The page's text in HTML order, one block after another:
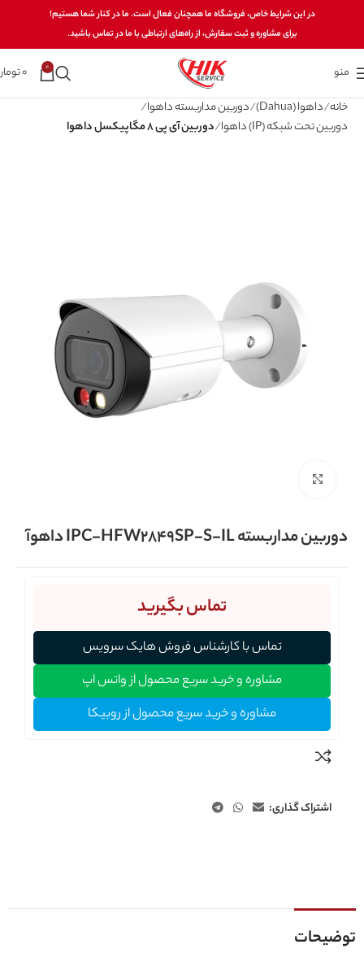
در این شرایط خاص، فروشگاه ما همچنان فعال است. ما در کنار شما هستیم!
برای مشاوره و ثبت سفارش، از راه‌های ارتباطی با ما در تماس باشید.
منو 0
0
خانه داهوا (Dahua)
دوربین مداربسته داهوا
دوربین تحت شبکه (IP) داهوا
دوربین آی پی 8 مگاپیکسل داهوا
دوربین مداربسته IPC-HFW2849SP-S-IL داهوآ
تماس بگیرید
تماس با کارشناس فروش هایک سرویس
مشاوره و خرید سریع محصول از واتس اپ
مشاوره و خرید سریع محصول از روبیکا
اشتراک گذاری:
توضیحات